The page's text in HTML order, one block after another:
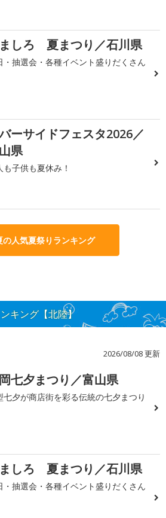
しろ 夏まつり／石川県
・抽選会・各種イベント盛りだくさん
ーサイドフェスタ2026／
県
も子供も夏休み！
の人気夏祭りランキング
キング【北陸】
2026/08/08 更新
七夕まつり／富山県
七夕が商店街を彩る伝統の七夕まつり
しろ 夏まつり／石川県
・抽選会・各種イベント盛りだくさん